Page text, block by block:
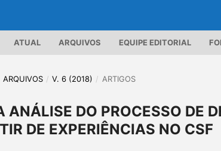
ATUAL ARQUIVOS EQUIPE EDITORIAL
ARQUIVOS / V. 6 (2018) / ARTIGOS
ANÁLISE DO PROCESSO DE
DE EXPERIÊNCIAS NO CSF